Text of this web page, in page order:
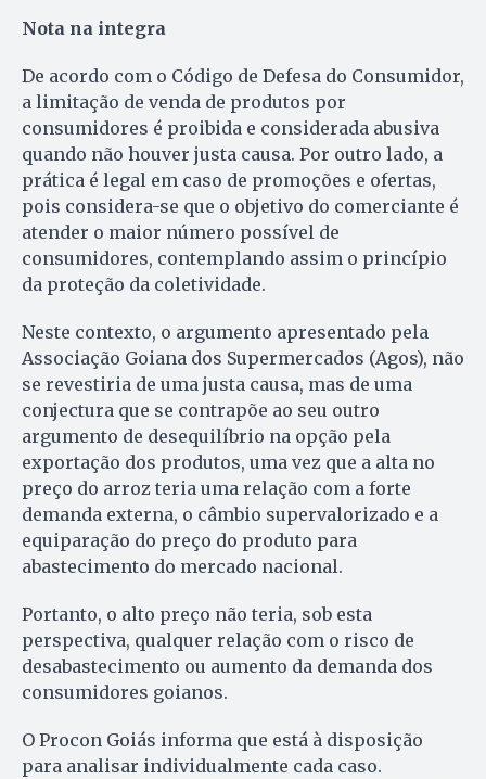
Nota na integra
De acordo com o Código de Defesa do Consumidor,
a limitação de venda de produtos por
consumidores é proibida e considerada abusiva
quando não houver justa causa. Por outro lado, a
prática é legal em caso de promoções e ofertas,
pois considera-se que o objetivo do comerciante é
atender o maior número possível de
consumidores, contemplando assim o princípio
da proteção da coletividade.
Neste contexto, o argumento apresentado pela
Associação Goiana dos Supermercados (Agos), não
se revestiria de uma justa causa, mas de uma
conjectura que se contrapõe ao seu outro
argumento de desequilíbrio na opção pela
exportação dos produtos, uma vez que a alta no
preço do arroz teria uma relação com a forte
demanda externa, o câmbio supervalorizado e a
equiparação do preço do produto para
abastecimento do mercado nacional.
Portanto, o alto preço não teria, sob esta
perspectiva, qualquer relação com o risco de
desabastecimento ou aumento da demanda dos
consumidores goianos.
O Procon Goiás informa que está à disposição
para analisar individualmente cada caso.